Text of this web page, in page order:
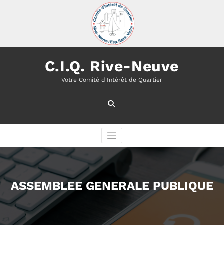
C.I.Q. Rive-Neuve
Votre Comité d'Intérêt de Quartier
ASSEMBLEE GENERALE PUBLIQUE